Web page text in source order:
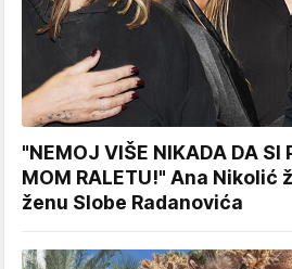
"NEMOJ VIŠE NIKADA DA SI
MOM RALETU!" Ana Nikolić
ženu Slobe Radanovića